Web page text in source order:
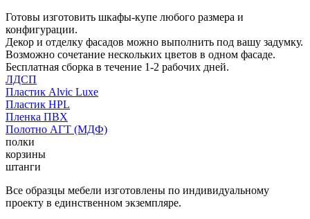
Готовы изготовить шкафы-купе любого размера и
конфигурации.
Декор и отделку фасадов можно выполнить под вашу задумку.
Возможно сочетание нескольких цветов в одном фасаде.
Бесплатная сборка в течение 1-2 рабочих дней.
ЛДСП
Пластик Alvic Luxe
Пластик HPL
Пленка ПВХ
Полотно АГТ (МДФ)
полки
корзины
штанги
Все образцы мебели изготовлены по индивидуальному
проекту в единственном экземпляре.